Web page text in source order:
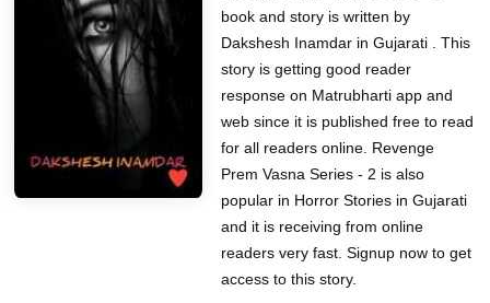
book and story is written by
Dakshesh Inamdar in Gujarati . This
story is getting good reader
response on Matrubharti app and
web since it is published free to read
for all readers online. Revenge
Prem Vasna Series - 2 is also
popular in Horror Stories in Gujarati
and it is receiving from online
readers very fast. Signup now to get
access to this story.